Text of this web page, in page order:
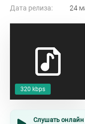
320 kbps
Дата релиза:
24
Слушать онлайн